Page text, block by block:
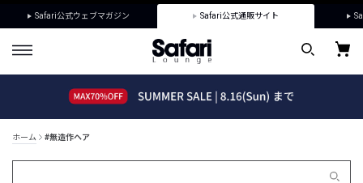
Safari公式ウェブマガジン Safari公式通販サイト
ホーム #無造作ヘア